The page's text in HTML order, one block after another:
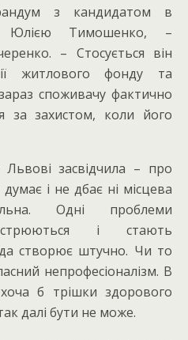
з кандидатом в
Юлією Тимошенко, –
– Стосується він
житлового фонду та
споживачу фактично
за захистом, коли його
Львові засвідчила – про
і не дбає ні місцева
Одні проблеми
і стають
створює штучно. Чи то
непрофесіоналізм. В
хоча б трішки здорового
далі бути не може.